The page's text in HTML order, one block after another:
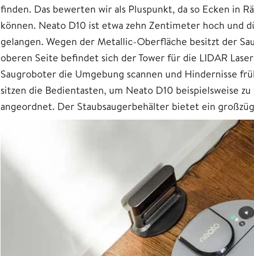
finden. Das bewerten wir als Pluspunkt, da so Ecken in
können. Neato D10 ist etwa zehn Zentimeter hoch und
gelangen. Wegen der Metallic-Oberfläche besitzt der
oberen Seite befindet sich der Tower für die LIDAR
Saugroboter die Umgebung scannen und Hindernisse
sitzen die Bedientasten, um Neato D10 beispielsweise
angeordnet. Der Staubsaugerbehälter bietet ein